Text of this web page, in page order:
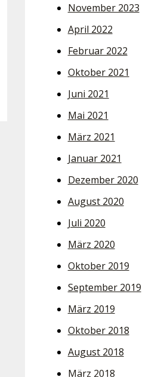
November 2023
April 2022
Februar 2022
Oktober 2021
Juni 2021
Mai 2021
März 2021
Januar 2021
Dezember 2020
August 2020
Juli 2020
März 2020
Oktober 2019
September 2019
März 2019
Oktober 2018
August 2018
März 2018